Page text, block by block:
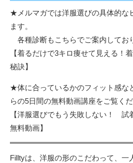
★メルマガでは洋服選びの具体的な
ます。
各種診断もこちらでご案内してお
【着るだけで3キロ痩せて見える！
秘訣】
★体に合っているかのフィット感な
らの5日間の無料動画講座をご覧くだ
【洋服選びでもう失敗しない！ 試
無料動画】
Filltyは、洋服の形のこだわって、一